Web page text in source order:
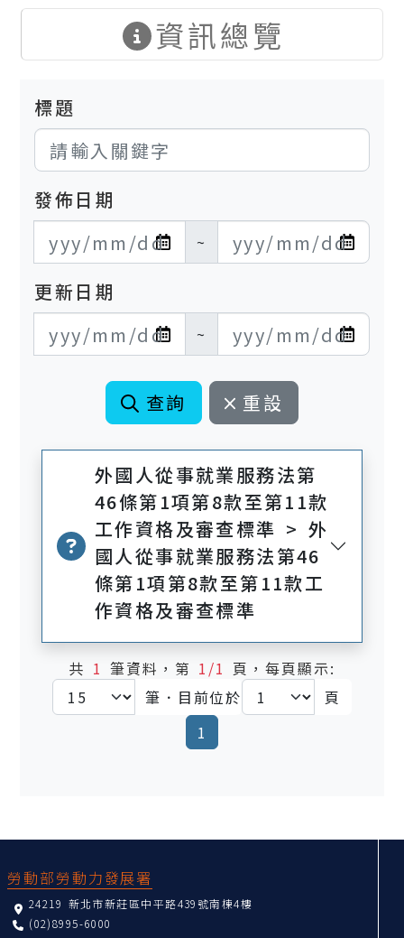
資訊總覽
標題
發佈日期
發布日期開始
~
發布日期結束
更新日期
更新日期開始
~
更新日期結束
查詢 重設
外國人從事就業服務法第
46條第1項第8款至第11款
工作資格及審查標準 > 外
國人從事就業服務法第46
條第1項第8款至第11款工
作資格及審查標準
共 1筆資料，第 1/1 頁，每頁顯示:
筆．目前位於
頁
1
勞動部勞動力發展署
24219 新北市新莊區中平路439號南棟4樓
(02)8995-6000